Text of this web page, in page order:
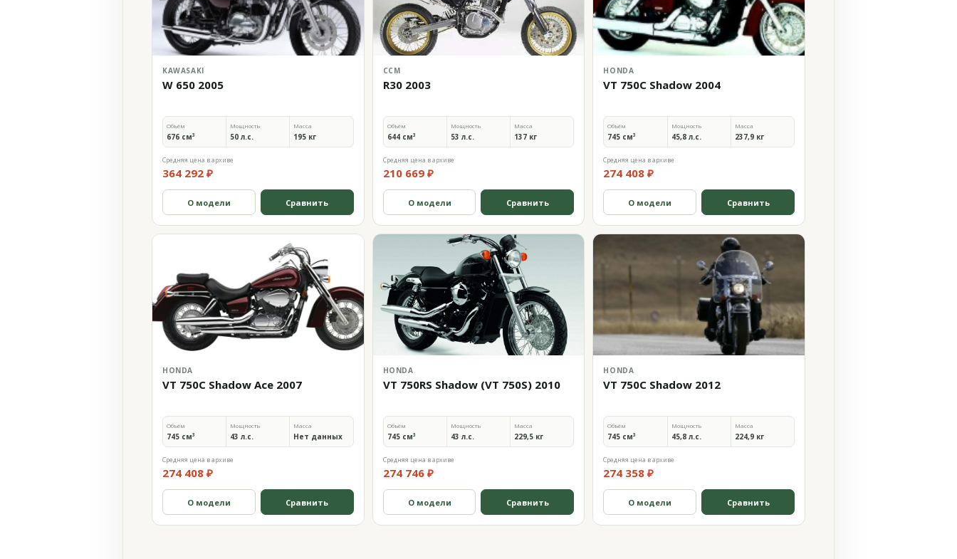
KAWASAKI
W 650 2005
Объём
676 см³
Мощность
50 л.с.
Масса
195 кг
Средняя цена в архиве
364 292 ₽
О модели Сравнить
CCM
R30 2003
Объём
644 см³
Мощность
53 л.с.
Масса
137 кг
Средняя цена в архиве
210 669 ₽
О модели Сравнить
HONDA
VT 750C Shadow 2004
Объём
745 см³
Мощность
45,8 л.с.
Масса
237,9 кг
Средняя цена в архиве
274 408 ₽
О модели Сравнить
HONDA
VT 750C Shadow Ace 2007
Объём
745 см³
Мощность
43 л.с.
Масса
Нет данных
Средняя цена в архиве
274 408 ₽
О модели Сравнить
HONDA
VT 750RS Shadow (VT 750S) 2010
Объём
745 см³
Мощность
43 л.с.
Масса
229,5 кг
Средняя цена в архиве
274 746 ₽
О модели Сравнить
HONDA
VT 750C Shadow 2012
Объём
745 см³
Мощность
45,8 л.с.
Масса
224,9 кг
Средняя цена в архиве
274 358 ₽
О модели Сравнить